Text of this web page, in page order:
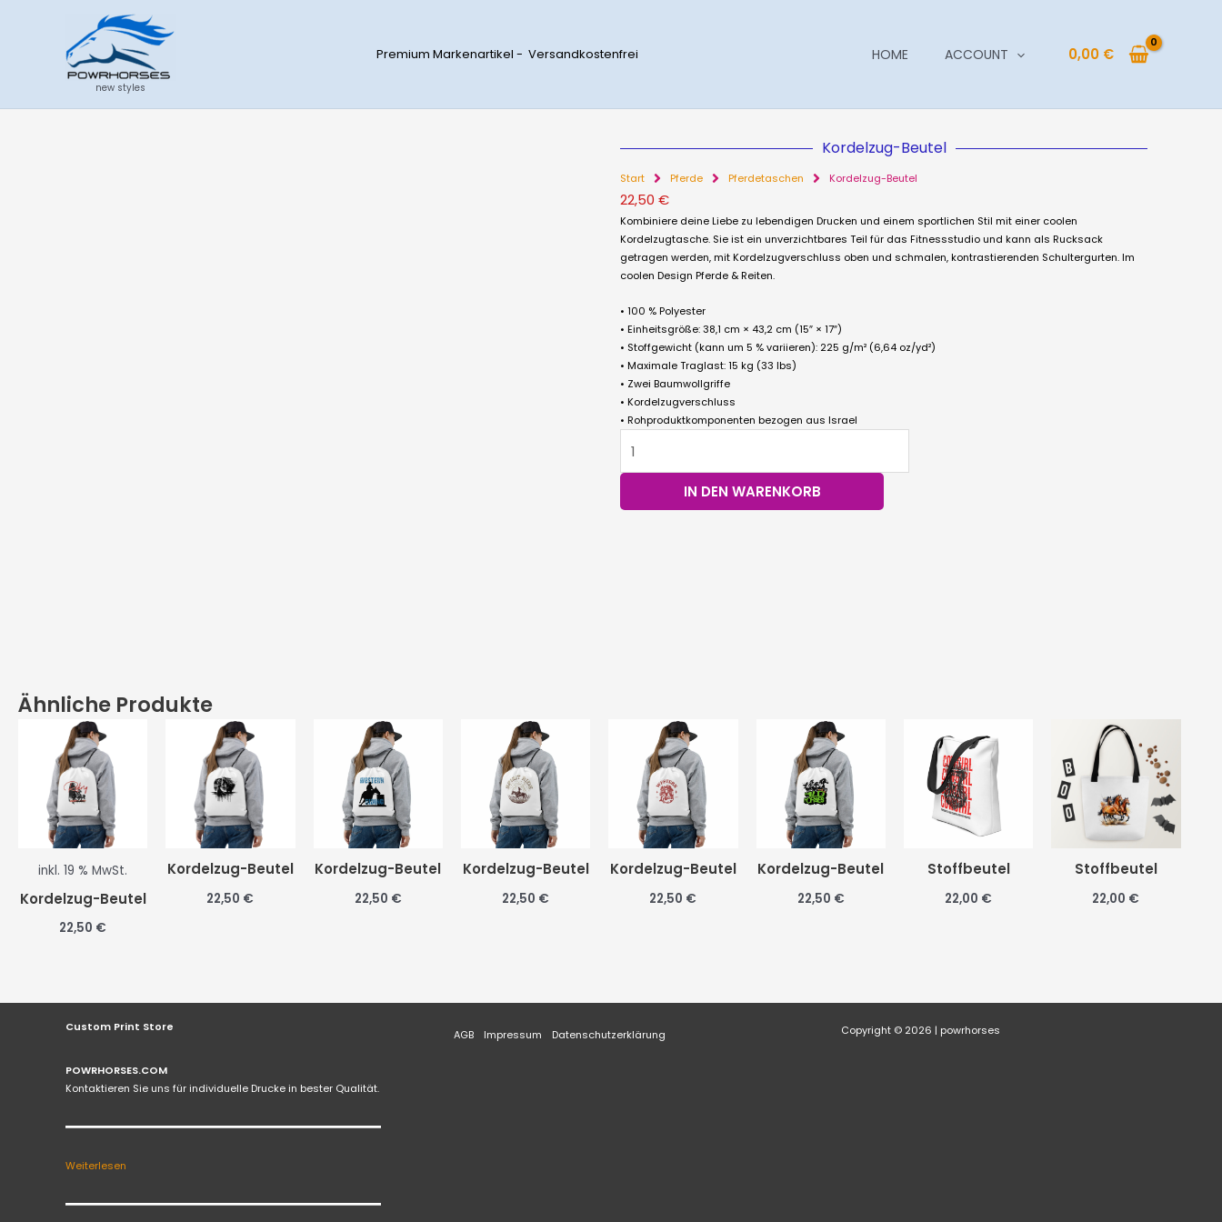
new styles
Premium Markenartikel - Versandkostenfrei HOME ACCOUNT 0,00 €
Kordelzug-Beutel
Start Pferde Pferdetaschen Kordelzug-Beutel
22,50 €
Kombiniere deine Liebe zu lebendigen Drucken und einem sportlichen Stil mit einer coolen
Kordelzugtasche. Sie ist ein unverzichtbares Teil für das Fitnessstudio und kann als Rucksack
getragen werden, mit Kordelzugverschluss oben und schmalen, kontrastierenden Schultergurten. Im
coolen Design Pferde & Reiten.
• 100 % Polyester
• Einheitsgröße: 38,1 cm × 43,2 cm (15″ × 17″)
• Stoffgewicht (kann um 5 % variieren): 225 g/m² (6,64 oz/yd²)
• Maximale Traglast: 15 kg (33 lbs)
• Zwei Baumwollgriffe
• Kordelzugverschluss
• Rohproduktkomponenten bezogen aus Israel
IN DEN WARENKORB
Ähnliche Produkte
inkl. 19 % MwSt.
Kordelzug-Beutel
22,50 €
Kordelzug-Beutel
22,50 €
Kordelzug-Beutel
22,50 €
Kordelzug-Beutel
22,50 €
Kordelzug-Beutel
22,50 €
Kordelzug-Beutel
22,50 €
Stoffbeutel
22,00 €
Stoffbeutel
22,00 €
Custom Print Store
POWRHORSES.COM
Kontaktieren Sie uns für individuelle Drucke in bester Qualität.
Weiterlesen
Kordelzug-
Beutel
AGB Impressum Datenschutzerklärung Copyright © 2026 | powrhorses